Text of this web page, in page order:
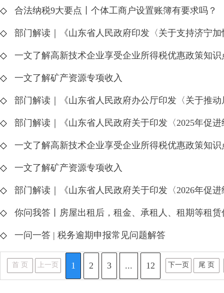
◇ 合法纳税9大要点丨个体工商户设置账簿有要求吗？
◇ 部门解读｜《山东省人民政府印发〈关于支持济宁
◇ 一文了解高新技术企业享受企业所得税优惠政策知识
◇ 一文了解矿产资源专项收入
◇ 部门解读｜《山东省人民政府办公厅印发〈关于推
◇ 部门解读｜《山东省人民政府关于印发〈2025年促
◇ 一文了解高新技术企业享受企业所得税优惠政策知识
◇ 一文了解矿产资源专项收入
◇ 部门解读｜《山东省人民政府关于印发〈2026年促
◇ 你问我答丨房屋出租后，租金、承租人、租期等租
◇ 一问一答 | 税务逾期申报常见问题解答
首 页 上一页 1 2 3 ... 12 下一页 尾 页